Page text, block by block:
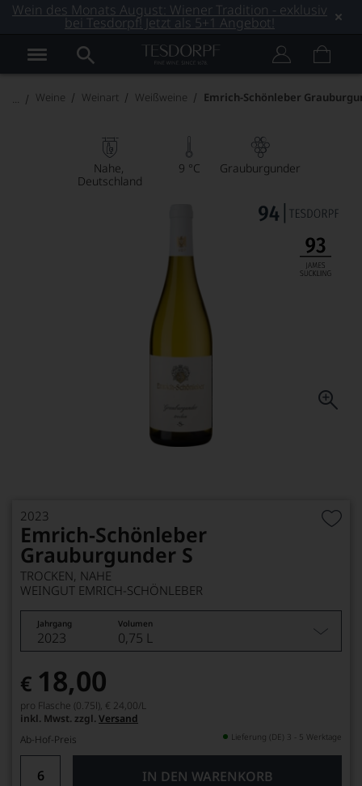
Wein des Monats August: Wiener Tradition - exklusiv
bei Tesdorpf! Jetzt als 5+1 Angebot!
Weine Weinart Weißweine Emrich-Schönleber
Nahe
Deutschland
9 °C Grauburgunder
2023
Emrich-Schönleber
Grauburgunder S
TROCKEN, NAHE
WEINGUT EMRICH-SCHÖNLEBER
Jahrgang Volumen
2023 0,75 L
€ 18,00
pro Flasche (0.75l), € 24,00/L
inkl. Mwst. zzgl. Versand
Ab-Hof-Preis
Lieferung (DE) 3 - 5 Werktage
IN DEN WARENKORB